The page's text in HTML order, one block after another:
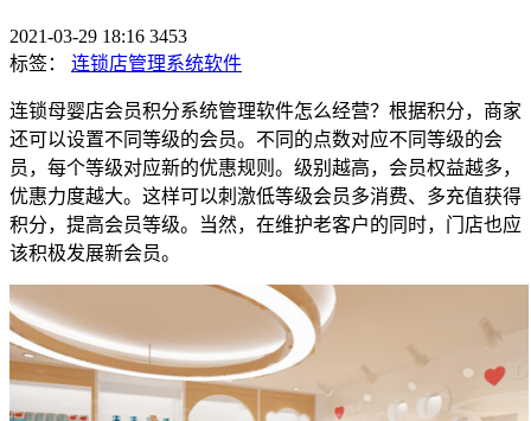
2021-03-29 18:16 3453
标签：
连锁店管理系统软件
连锁母婴店会员积分系统管理软件怎么经营？根据积分，商家
还可以设置不同等级的会员。不同的点数对应不同等级的会
员，每个等级对应新的优惠规则。级别越高，会员权益越多，
优惠力度越大。这样可以刺激低等级会员多消费、多充值获得
积分，提高会员等级。当然，在维护老客户的同时，门店也应
该积极发展新会员。